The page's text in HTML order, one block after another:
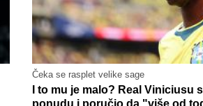
Čeka se rasplet velike sage
I to mu je malo? Real Viniciusu